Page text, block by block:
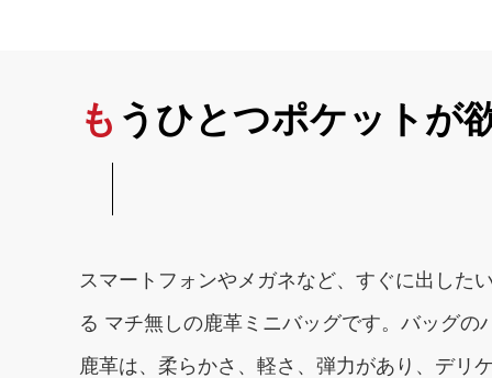
もうひとつポケットが
スマートフォンやメガネなど、すぐに出した
る マチ無しの鹿革ミニバッグです。バッグ
鹿革は、柔らかさ、軽さ、弾力があり、デリ